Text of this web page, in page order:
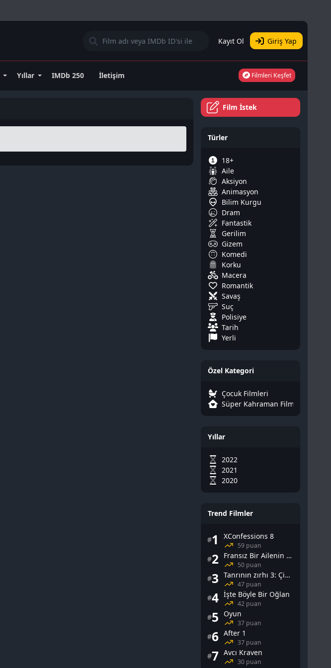
Kayıt Ol Giriş Yap
Yıllar IMDb 250 İletişim Filmleri Keşfet
Film İstek
Türler
18+
Aile
Aksiyon
Animasyon
Bilim Kurgu
Dram
Fantastik
Gerilim
Gizem
Komedi
Korku
Macera
Romantik
Savaş
Suç
Polisiye
Tarih
Yerli
Özel Kategori
Çocuk Filmleri
Süper Kahraman Filmleri
Yıllar
2022
2021
2020
Trend Filmler
#1 XConfessions 8
59 puan
#2 Fransız Bir Ailenin Cinsel Yaşamı
50 puan
#3 Tanrının zırhı 3: Çin Falı
47 puan
#4 İşte Böyle Bir Oğlan
42 puan
#5 Oyun
37 puan
#6 After 1
37 puan
#7 Avcı Kraven
30 puan